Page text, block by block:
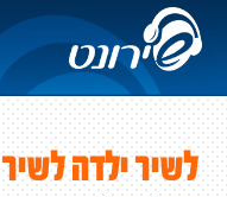
לשיר ילדה לשיר